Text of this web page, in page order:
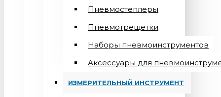
Пневмостеплеры
Пневмотрещетки
Наборы пневмоинструментов
Аксессуары для
ИЗМЕРИТЕЛЬНЫЙ ИНСТРУМЕНТ